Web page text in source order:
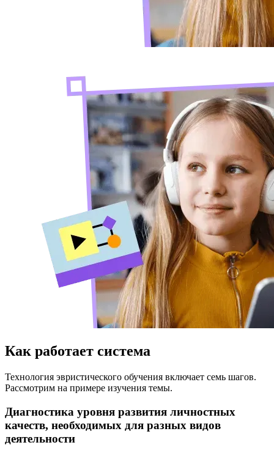
Как работает система
Технология эвристического обучения включает семь шагов.
Рассмотрим на примере изучения темы.
Диагностика уровня развития личностных
качеств, необходимых для разных видов
деятельности